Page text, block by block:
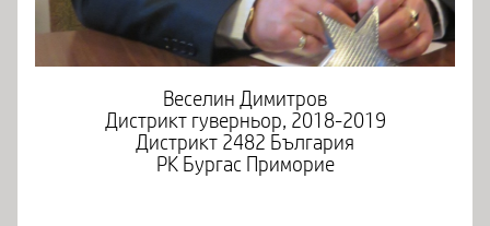
Веселин Димитров
Дистрикт гуверньор, 2018-2019
Дистрикт 2482 България
РК Бургас Приморие